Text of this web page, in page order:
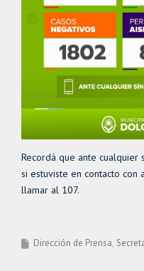
Recordá que ante cualquier
si estuviste en contacto con
llamar al 107.
Dirección de Prensa